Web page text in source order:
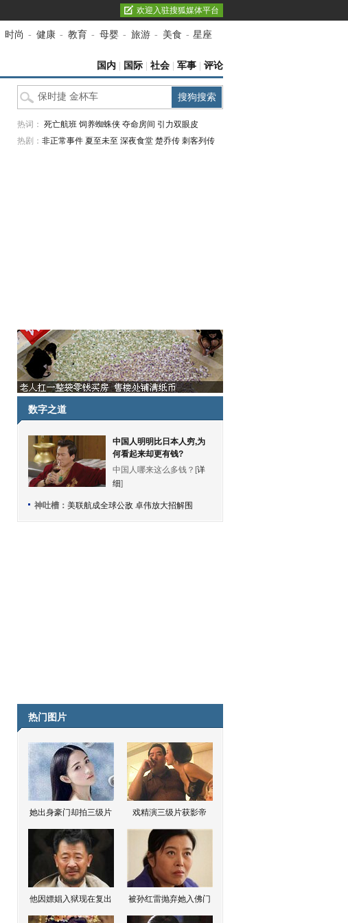
欢迎入驻搜狐媒体平台
时尚 - 健康 - 教育 - 母婴 - 旅游 - 美食 - 星座
国内 国际 社会 军事 评论
热词： 死亡航班 饲养蜘蛛侠 夺命房间 引力双眼皮
热剧： 非正常事件 夏至未至 深夜食堂 楚乔传 刺客列传
数字之道
中国人明明比日本人穷,为
何看起来却更有钱?
中国人哪来这么多钱？[详
细]
神吐槽： 美联航成全球公敌 卓伟放大招解围
热门图片
她出身豪门却拍三级片 戏精演三级片获影帝
他因嫖娼入狱现在复出 被孙红雷抛弃她入佛门